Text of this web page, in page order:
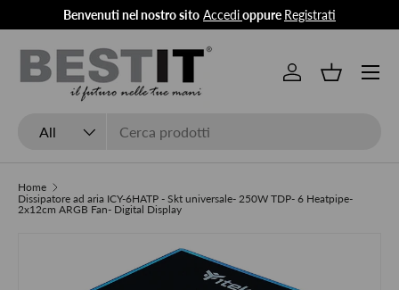
Skip to content
Benvenuti nel nostro sito Accedioppure Registrati
All
Log inBasket
Menu
Home
Dissipatore ad aria ICY-6HATP - Skt universale- 250W TDP- 6 Heatpipe-
2x12cm ARGB Fan- Digital Display